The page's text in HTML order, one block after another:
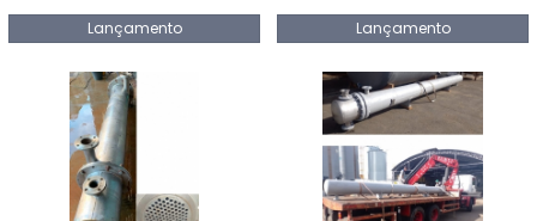
Lançamento Lançamento